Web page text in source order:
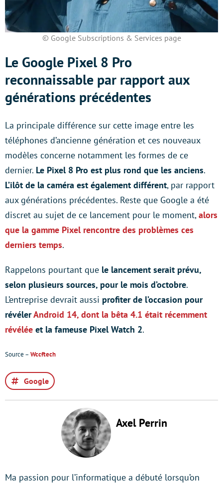
© Google Subscriptions & Services page
Le Google Pixel 8 Pro
reconnaissable par rapport aux
générations précédentes
La principale différence sur cette image entre les
téléphones d’ancienne génération et ces nouveaux
modèles concerne notamment les formes de ce
dernier. Le Pixel 8 Pro est plus rond que les anciens.
L’ilôt de la caméra est également différent, par rapport
aux générations précédentes. Reste que Google a été
discret au sujet de ce lancement pour le moment,alors
que la gamme Pixel rencontre des problèmes ces
derniers temps.
Rappelons pourtant que le lancement serait prévu,
selon plusieurs sources, pour le mois d’octobre.
L’entreprise devrait aussi profiter de l’occasion pour
révélerAndroid 14, dont la bêta 4.1 était récemment
révélée et la fameuse Pixel Watch 2.
Source – Wccftech
Google
Axel Perrin
Ma passion pour l’informatique a débuté lorsqu’on